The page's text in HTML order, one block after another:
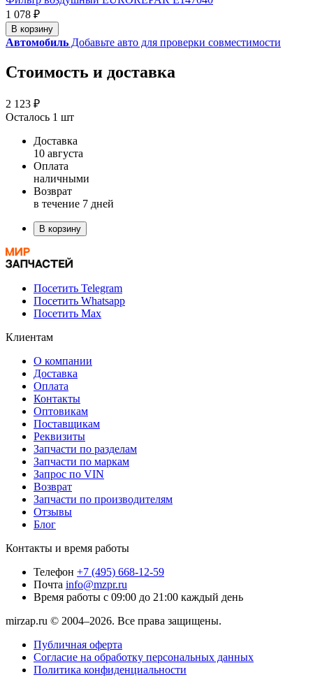
1 078 ₽
В корзину
Автомобиль Добавьте авто для проверки совместимости
Стоимость и доставка
2 123 ₽
Осталось 1 шт
Доставка
10 августа
Оплата
наличными
Возврат
в течение 7 дней
В корзину
Посетить Telegram
Посетить Whatsapp
Посетить Max
Клиентам
О компании
Доставка
Оплата
Контакты
Оптовикам
Поставщикам
Реквизиты
Запчасти по разделам
Запчасти по маркам
Запрос по VIN
Возврат
Запчасти по производителям
Отзывы
Блог
Контакты и время работы
Телефон +7 (495) 668-12-59
Почта info@mzpr.ru
Время работы с 09:00 до 21:00 каждый день
mirzap.ru © 2004–2026. Все права защищены.
Публичная оферта
Согласие на обработку персональных данных
Политика конфиденциальности